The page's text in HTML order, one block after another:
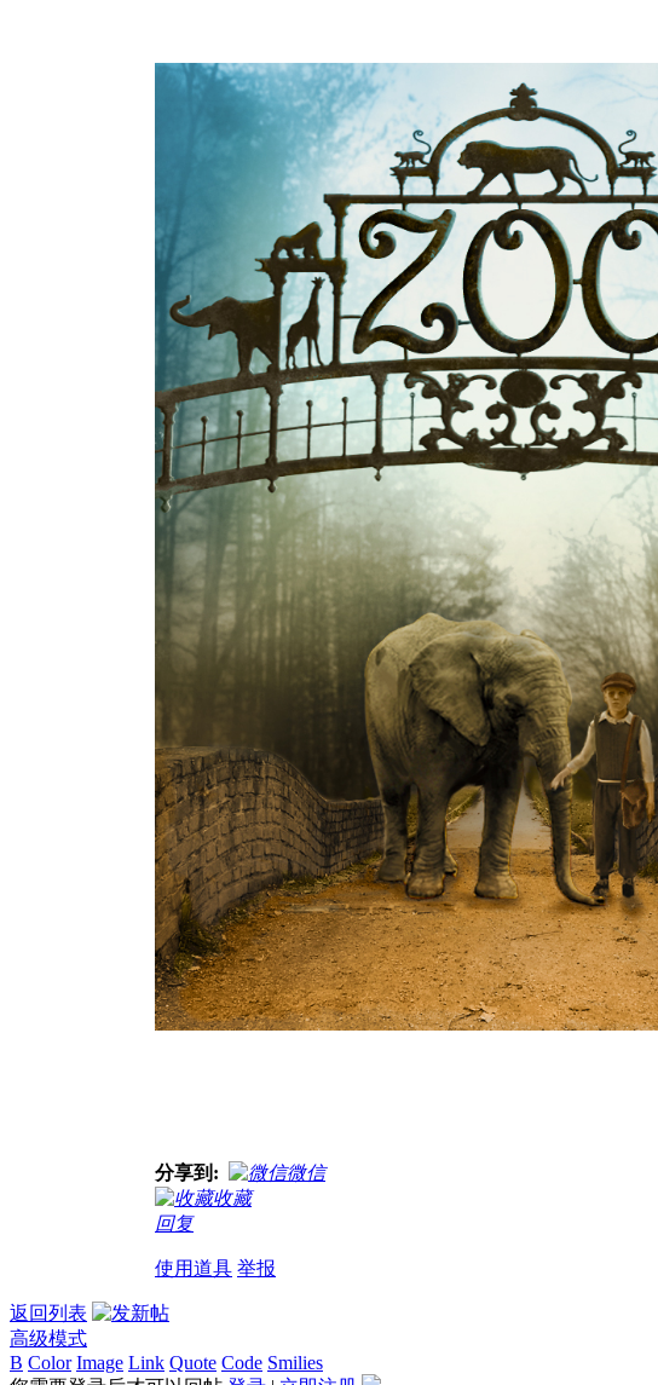
分享到:
微信
收藏
回复
使用道具 举报
返回列表
高级模式
B Color Image Link Quote Code Smilies